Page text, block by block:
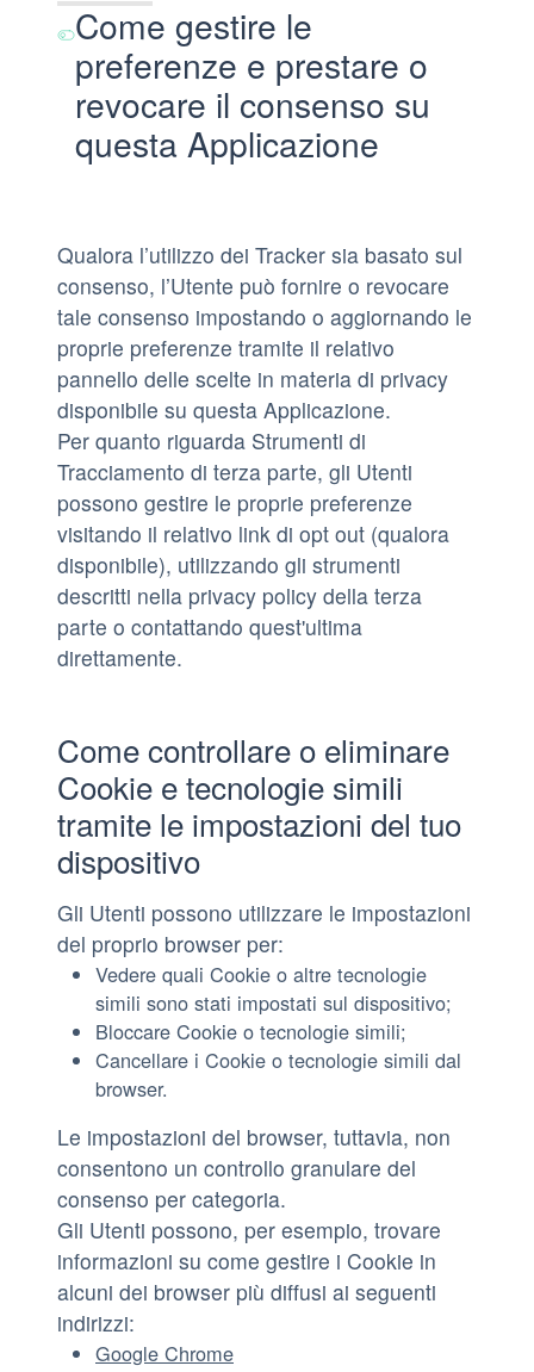
Come gestire le
preferenze e prestare o
revocare il consenso su
questa Applicazione
Qualora l’utilizzo dei Tracker sia basato sul
consenso, l’Utente può fornire o revocare
tale consenso impostando o aggiornando le
proprie preferenze tramite il relativo
pannello delle scelte in materia di privacy
disponibile su questa Applicazione.
Per quanto riguarda Strumenti di
Tracciamento di terza parte, gli Utenti
possono gestire le proprie preferenze
visitando il relativo link di opt out (qualora
disponibile), utilizzando gli strumenti
descritti nella privacy policy della terza
parte o contattando quest'ultima
direttamente.
Come controllare o eliminare
Cookie e tecnologie simili
tramite le impostazioni del tuo
dispositivo
Gli Utenti possono utilizzare le impostazioni
del proprio browser per:
Vedere quali Cookie o altre tecnologie
simili sono stati impostati sul dispositivo;
Bloccare Cookie o tecnologie simili;
Cancellare i Cookie o tecnologie simili dal
browser.
Le impostazioni del browser, tuttavia, non
consentono un controllo granulare del
consenso per categoria.
Gli Utenti possono, per esempio, trovare
informazioni su come gestire i Cookie in
alcuni dei browser più diffusi ai seguenti
indirizzi:
Google Chrome